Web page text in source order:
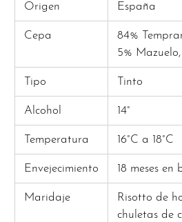
Origen España
Cepa
84%
5%
Tipo Tinto
Alcohol 14°
Temperatura 16°C a 18°C
Envejecimiento 18 meses en
Maridaje
Risotto de
chuletas de